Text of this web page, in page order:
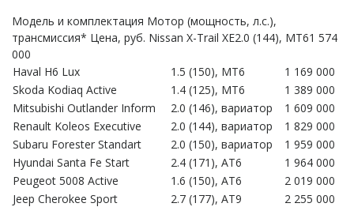
Модель и комплектация Мотор (мощность, л.с.),
трансмиссия* Цена, руб. Nissan X-Trail XE2.0 (144), МТ61 574
000
Haval H6 Lux
1.5 (150), МТ6
1 169 000
Skoda Kodiaq Active
1.4 (125), МТ6
1 389 000
Mitsubishi Outlander Inform
2.0 (146), вариатор
1 609 000
Renault Koleos Executive
2.0 (144), вариатор
1 829 000
Subaru Forester Standart
2.0 (150), вариатор
1 959 000
Hyundai Santa Fe Start
2.4 (171), АТ6
1 964 000
Peugeot 5008 Active
1.6 (150), АТ6
2 019 000
Jeep Cherokee Sport
2.7 (177), АТ9
2 255 000